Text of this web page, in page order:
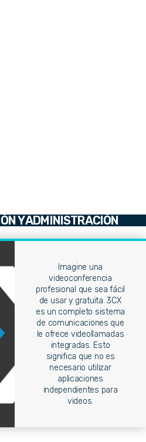
Y ADMINISTRACIÓN
Imagine una
videoconferencia
profesional que sea fácil
de usar y gratuita. 3CX
es un completo sistema
de comunicaciones que
le ofrece videollamadas
integradas. Esto
significa que no es
necesario utilizar
aplicaciones
independientes para
videos.